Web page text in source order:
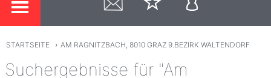
STARTSEITE › AM RAGNITZBACH, 8010 GRAZ 9.BEZIRK WALTENDORF
Suchergebnisse für "Am